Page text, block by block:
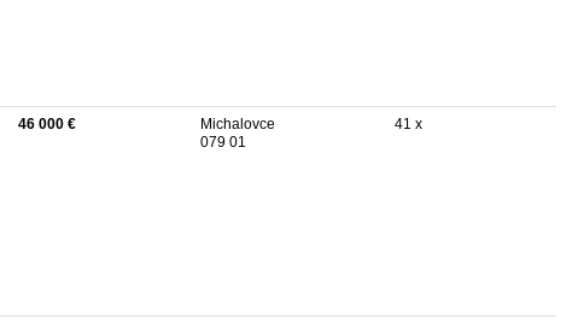
46 000 €
Michalovce
079 01
41 x